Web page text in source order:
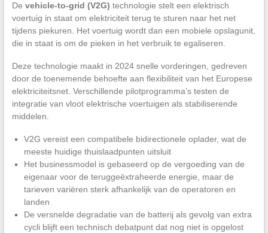
De vehicle-to-grid (V2G) technologie stelt een elektrisch
voertuig in staat om elektriciteit terug te sturen naar het net
tijdens piekuren. Het voertuig wordt dan een mobiele opslagunit,
die in staat is om de pieken in het verbruik te egaliseren.
Deze technologie maakt in 2024 snelle vorderingen, gedreven
door de toenemende behoefte aan flexibiliteit van het Europese
elektriciteitsnet. Verschillende pilotprogramma’s testen de
integratie van vloot elektrische voertuigen als stabiliserende
middelen.
V2G vereist een compatibele bidirectionele oplader, wat de
meeste huidige thuislaadpunten uitsluit
Het businessmodel is gebaseerd op de vergoeding van de
eigenaar voor de teruggeëxtraheerde energie, maar de
tarieven variëren sterk afhankelijk van de operatoren en
landen
De versnelde degradatie van de batterij als gevolg van extra
cycli blijft een technisch debatpunt dat nog niet is opgelost